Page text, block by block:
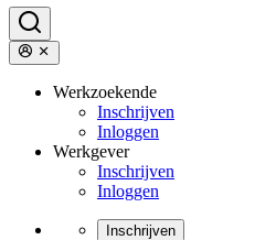
Werkzoekende
Inschrijven
Inloggen
Werkgever
Inschrijven
Inloggen
Inschrijven